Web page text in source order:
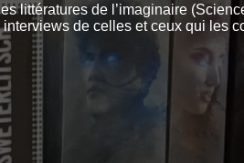
littératures de l’imaginaire
de celles et ceux qui les